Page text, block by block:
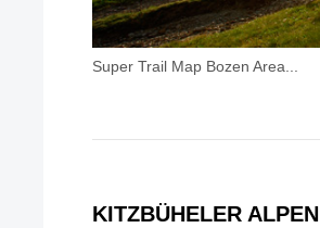
Super Trail Map Bozen Area...
KITZBÜHELER ALPEN